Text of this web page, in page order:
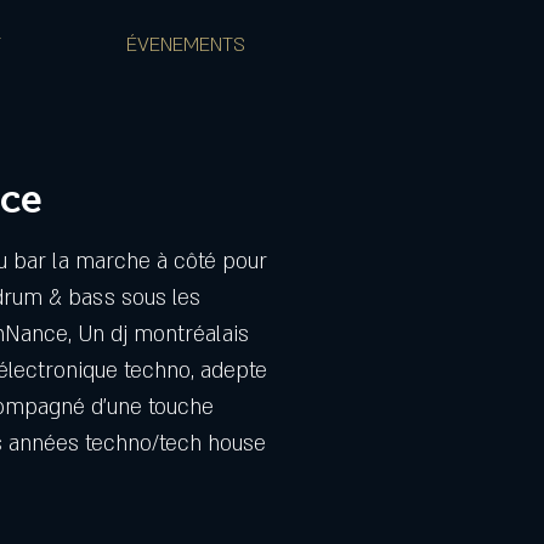
ÉVENEMENTS
bar la marche à côté pour
& bass sous les
Un dj montréalais
techno, adepte
d'une touche
techno/tech house